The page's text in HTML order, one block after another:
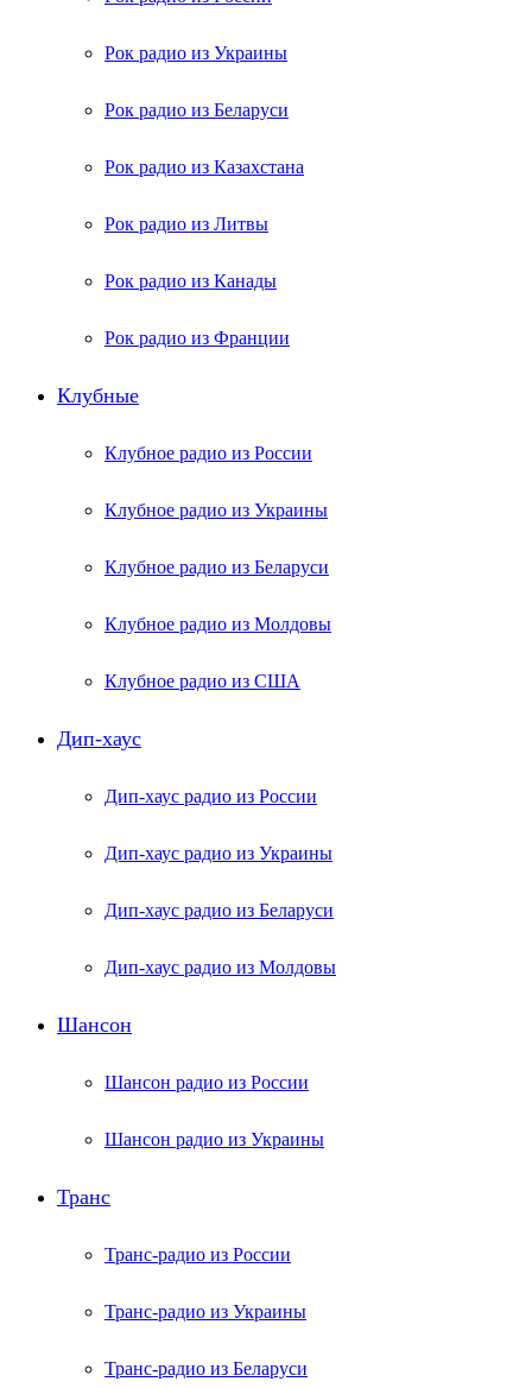
Рок радио из Украины
Рок радио из Беларуси
Рок радио из Казахстана
Рок радио из Литвы
Рок радио из Канады
Рок радио из Франции
Клубные
Клубное радио из России
Клубное радио из Украины
Клубное радио из Беларуси
Клубное радио из Молдовы
Клубное радио из США
Дип-хаус
Дип-хаус радио из России
Дип-хаус радио из Украины
Дип-хаус радио из Беларуси
Дип-хаус радио из Молдовы
Шансон
Шансон радио из России
Шансон радио из Украины
Транс
Транс-радио из России
Транс-радио из Украины
Транс-радио из Беларуси